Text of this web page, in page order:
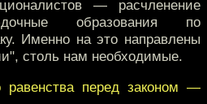
— расчленение
образования по
Именно на это направлены
столь нам необходимые.
равенства перед законом —